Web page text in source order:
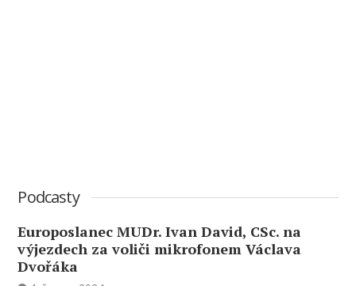
Podcasty
Europoslanec MUDr. Ivan David, CSc. na
výjezdech za voliči mikrofonem Václava
Dvořáka